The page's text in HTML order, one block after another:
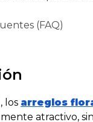
(FAQ)
los arreglos
atractivo,